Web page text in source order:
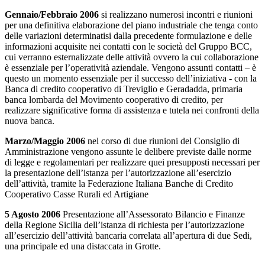
Gennaio/Febbraio 2006 si realizzano numerosi incontri e riunioni
per una definitiva elaborazione del piano industriale che tenga conto
delle variazioni determinatisi dalla precedente formulazione e delle
informazioni acquisite nei contatti con le società del Gruppo BCC,
cui verranno esternalizzate delle attività ovvero la cui collaborazione
è essenziale per l’operatività aziendale. Vengono assunti contatti – è
questo un momento essenziale per il successo dell’iniziativa - con la
Banca di credito cooperativo di Treviglio e Geradadda, primaria
banca lombarda del Movimento cooperativo di credito, per
realizzare significative forma di assistenza e tutela nei confronti della
nuova banca.
Marzo/Maggio 2006 nel corso di due riunioni del Consiglio di
Amministrazione vengono assunte le delibere previste dalle norme
di legge e regolamentari per realizzare quei presupposti necessari per
la presentazione dell’istanza per l’autorizzazione all’esercizio
dell’attività, tramite la Federazione Italiana Banche di Credito
Cooperativo Casse Rurali ed Artigiane
5 Agosto 2006 Presentazione all’Assessorato Bilancio e Finanze
della Regione Sicilia dell’istanza di richiesta per l’autorizzazione
all’esercizio dell’attività bancaria correlata all’apertura di due Sedi,
una principale ed una distaccata in Grotte.